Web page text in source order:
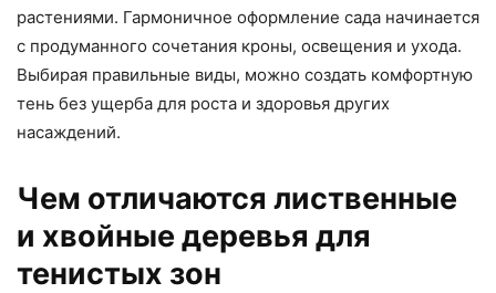
растениями. Гармоничное оформление сада начинается
с продуманного сочетания кроны, освещения и ухода.
Выбирая правильные виды, можно создать комфортную
тень без ущерба для роста и здоровья других
насаждений.
Чем отличаются лиственные
и хвойные деревья для
тенистых зон